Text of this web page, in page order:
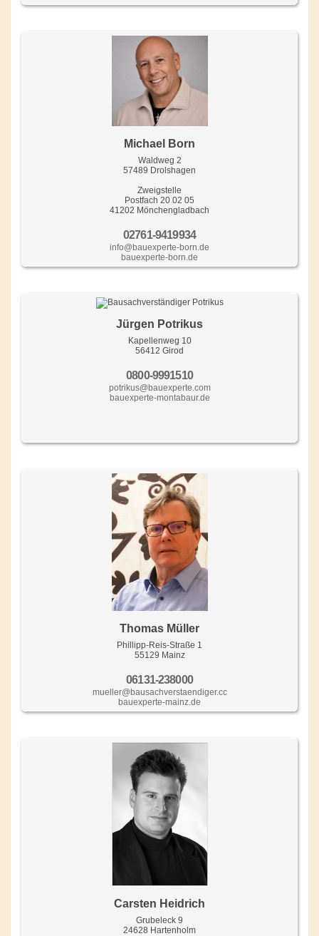
Michael Born
Waldweg 2
57489 Drolshagen
Zweigstelle
Postfach 20 02 05
41202 Mönchengladbach
02761-9419934
info@bauexperte-born.de
bauexperte-born.de
Jürgen Potrikus
Kapellenweg 10
56412 Girod
0800-9991510
potrikus@bauexperte.com
bauexperte-montabaur.de
Thomas Müller
Phillipp-Reis-Straße 1
55129 Mainz
06131-238000
mueller@bausachverstaendiger.cc
bauexperte-mainz.de
Carsten Heidrich
Grubeleck 9
24628 Hartenholm